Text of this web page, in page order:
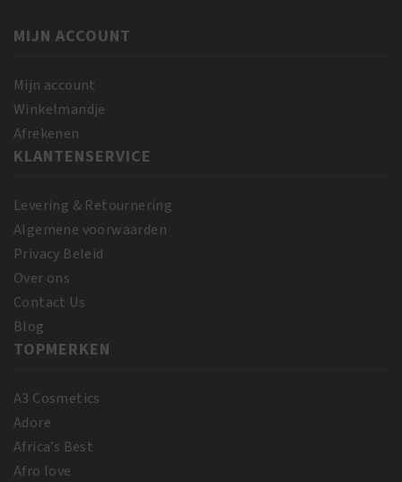
MIJN ACCOUNT
Mijn account
Winkelmandje
Afrekenen
KLANTENSERVICE
Levering & Retournering
Algemene voorwaarden
Privacy Beleid
Over ons
Contact Us
Blog
TOPMERKEN
A3 Cosmetics
Adore
Africa’s Best
Afro love